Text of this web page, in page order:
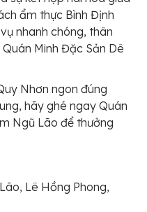
ẩm thực Bình Định
nhanh chóng, thân
Minh Đặc Sản Dê
Nhơn ngon đúng
hãy ghé ngay Quán
Ngũ Lão để thưởng
Lê Hồng Phong,